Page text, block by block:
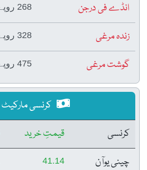
انڈے فی درجن
268 روپے
زندہ مرغی 328 روپے
گوشت مرغی 475 روپے
کرنسی مارکیٹ
کرنسی
قیمتِ خرید
چینی یوآن
41.14